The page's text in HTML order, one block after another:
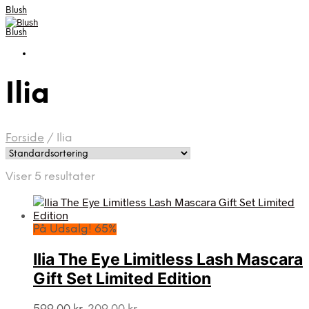
Blush
Blush
Ilia
Forside / Ilia
Viser 5 resultater
På Udsalg! 65%
Ilia The Eye Limitless Lash Mascara
Gift Set Limited Edition